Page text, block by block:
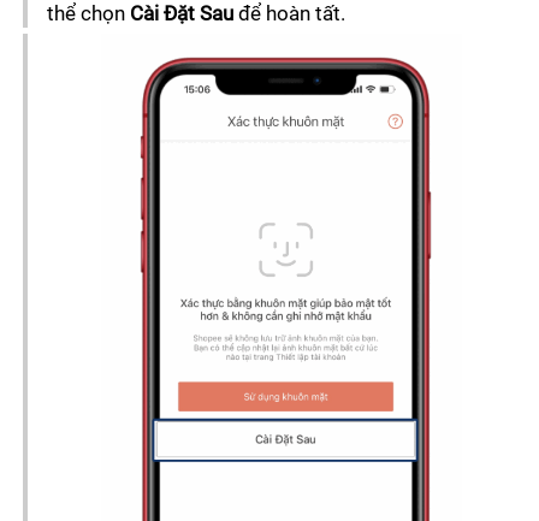
thể chọn Cài Đặt Sau để hoàn tất.